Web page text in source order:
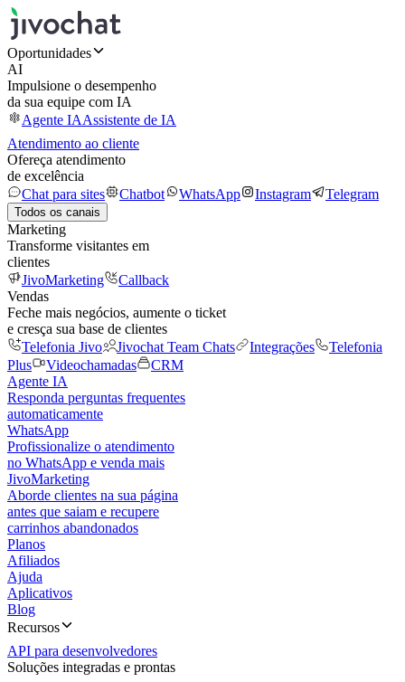
Oportunidades
AI
Impulsione o desempenho
da sua equipe com IA
Agente IAAssistente de IA
Atendimento ao cliente
Ofereça atendimento
de excelência
Chat para sites
Chatbot WhatsApp Instagram Telegram
Todos os canais
Marketing
Transforme visitantes em
clientes
JivoMarketing
Callback
Vendas
Feche mais negócios, aumente o ticket
e cresça sua base de clientes
Telefonia Jivo
Jivochat Team Chats Integrações
Telefonia
Plus
Videochamadas
CRM
Agente IA
Responda perguntas frequentes
automaticamente
WhatsApp
Profissionalize o atendimento
no WhatsApp e venda mais
JivoMarketing
Aborde clientes na sua página
antes que saiam e recupere
carrinhos abandonados
Planos
Afiliados
Ajuda
Aplicativos
Blog
Recursos
API para desenvolvedores
Soluções integradas e prontas